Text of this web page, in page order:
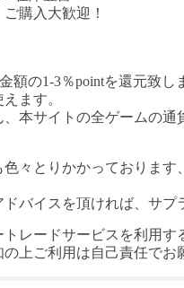
購入大歓迎！
額の1-3％pointを還元致し
ます。
本サイトの全ゲームの通
々とりかかっております
バイスを頂ければ、サプ
レードサービスを利用
上ご利用は自己責任でお